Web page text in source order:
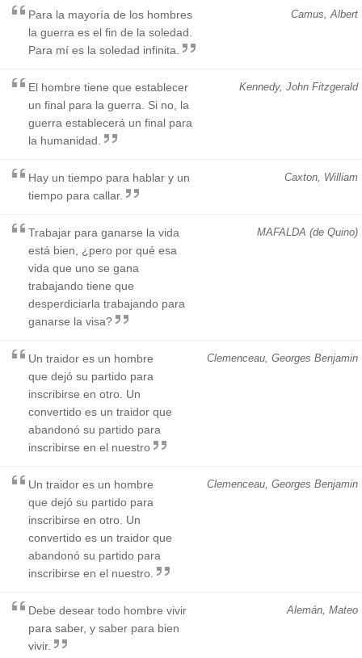
Camus, Albert
Para la mayoría de los hombres
la guerra es el fin de la soledad.
Para mí es la soledad infinita.
Kennedy, John Fitzgerald
El hombre tiene que establecer
un final para la guerra. Si no, la
guerra establecerá un final para
la humanidad.
Caxton, William
Hay un tiempo para hablar y un
tiempo para callar.
MAFALDA (de Quino)
Trabajar para ganarse la vida
está bien, ¿pero por qué esa
vida que uno se gana
trabajando tiene que
desperdiciarla trabajando para
ganarse la visa?
Clemenceau, Georges Benjamin
Un traidor es un hombre
que dejó su partido para
inscribirse en otro. Un
convertido es un traidor que
abandonó su partido para
inscribirse en el nuestro
Clemenceau, Georges Benjamin
Un traidor es un hombre
que dejó su partido para
inscribirse en otro. Un
convertido es un traidor que
abandonó su partido para
inscribirse en el nuestro.
Alemán, Mateo
Debe desear todo hombre vivir
para saber, y saber para bien
vivir.